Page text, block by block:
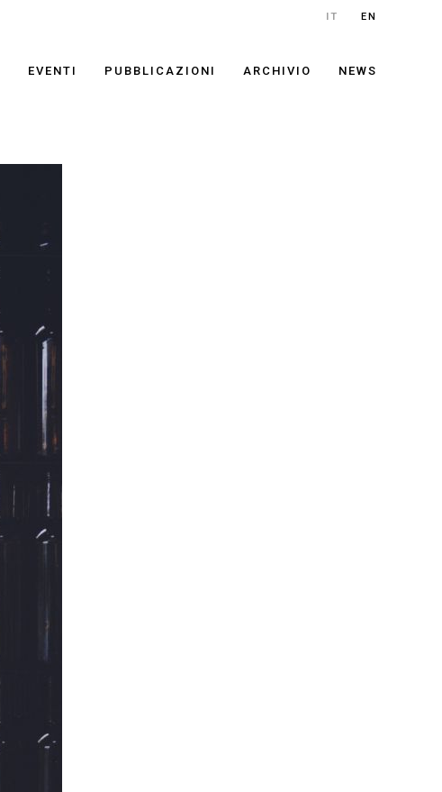
IT EN
EVENTI PUBBLICAZIONI ARCHIVIO NEWS